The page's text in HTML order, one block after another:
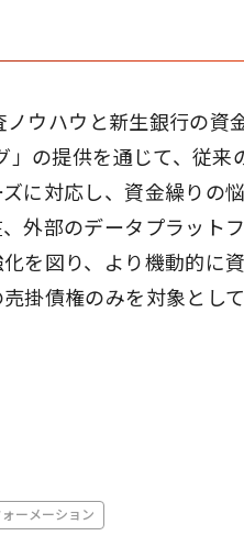
ノウハウと新生銀行の
」の提供を通じて、従
に対応し、資金繰りの
外部のデータプラット
を図り、より機動的に
掛債権のみを対象とし
ーメーション